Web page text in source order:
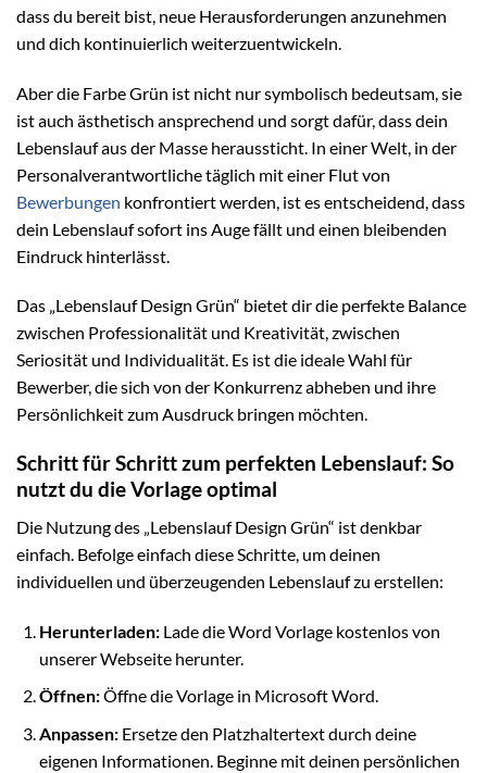
dass du bereit bist, neue Herausforderungen anzunehmen
und dich kontinuierlich weiterzuentwickeln.
Aber die Farbe Grün ist nicht nur symbolisch bedeutsam, sie
ist auch ästhetisch ansprechend und sorgt dafür, dass dein
Lebenslauf aus der Masse heraussticht. In einer Welt, in der
Personalverantwortliche täglich mit einer Flut von
Bewerbungen konfrontiert werden, ist es entscheidend, dass
dein Lebenslauf sofort ins Auge fällt und einen bleibenden
Eindruck hinterlässt.
Das „Lebenslauf Design Grün“ bietet dir die perfekte Balance
zwischen Professionalität und Kreativität, zwischen
Seriosität und Individualität. Es ist die ideale Wahl für
Bewerber, die sich von der Konkurrenz abheben und ihre
Persönlichkeit zum Ausdruck bringen möchten.
Schritt für Schritt zum perfekten Lebenslauf: So
nutzt du die Vorlage optimal
Die Nutzung des „Lebenslauf Design Grün“ ist denkbar
einfach. Befolge einfach diese Schritte, um deinen
individuellen und überzeugenden Lebenslauf zu erstellen:
Herunterladen:Lade die Word Vorlage kostenlos von
unserer Webseite herunter.
Öffnen:Öffne die Vorlage in Microsoft Word.
Anpassen:Ersetze den Platzhaltertext durch deine
eigenen Informationen. Beginne mit deinen persönlichen